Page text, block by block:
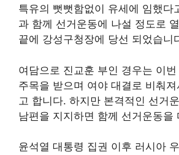
특유의 뻣뻣함없이 유세에 임했다
과 함께 선거운동에 나설 정도로
끝에 강성구청장에 당선 되었습니
여담으로 진교훈 부인 경우는 이
주목을 받으며 여야 대결로 비춰
고 합니다. 하지만 본격적인 선거
남편을 지지하면 함께 선거운동을
윤석열 대통령 집권 이후 러시아